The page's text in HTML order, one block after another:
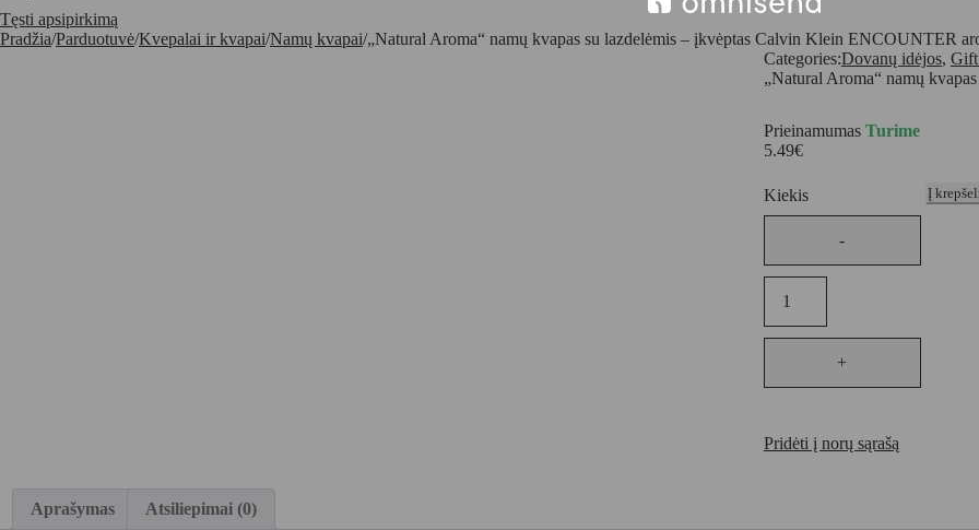
Tęsti apsipirkimą
Pradžia/Parduotuvė/Kvepalai ir kvapai/Namų kvapai/„Natural Aroma“ namų kvapas su lazdelėmis – įkvėptas Calvin Klein ENCOUNTER
Categories:Dovanų idėjos, Gift
„Natural Aroma“ namų
Prieinamumas Turime
5.49€
Kiekis Į
Pridėti į norų sąrašą
Aprašymas Atsiliepimai (0)